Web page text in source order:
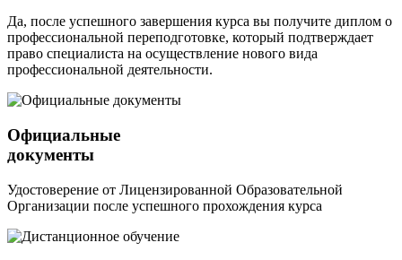
Да, после успешного завершения курса вы получите диплом о
профессиональной переподготовке, который подтверждает
право специалиста на осуществление нового вида
профессиональной деятельности.
Официальные
документы
Удостоверение от Лицензированной Образовательной
Организации после успешного прохождения курса